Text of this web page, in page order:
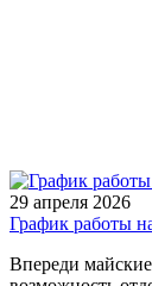
29 апреля 2026
График работы
Впереди майские